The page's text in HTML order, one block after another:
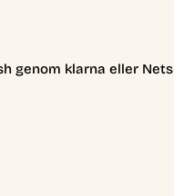
genom klarna eller Nets